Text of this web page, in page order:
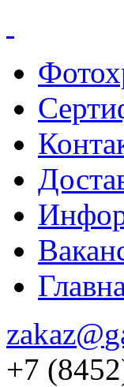
zakaz@
+7